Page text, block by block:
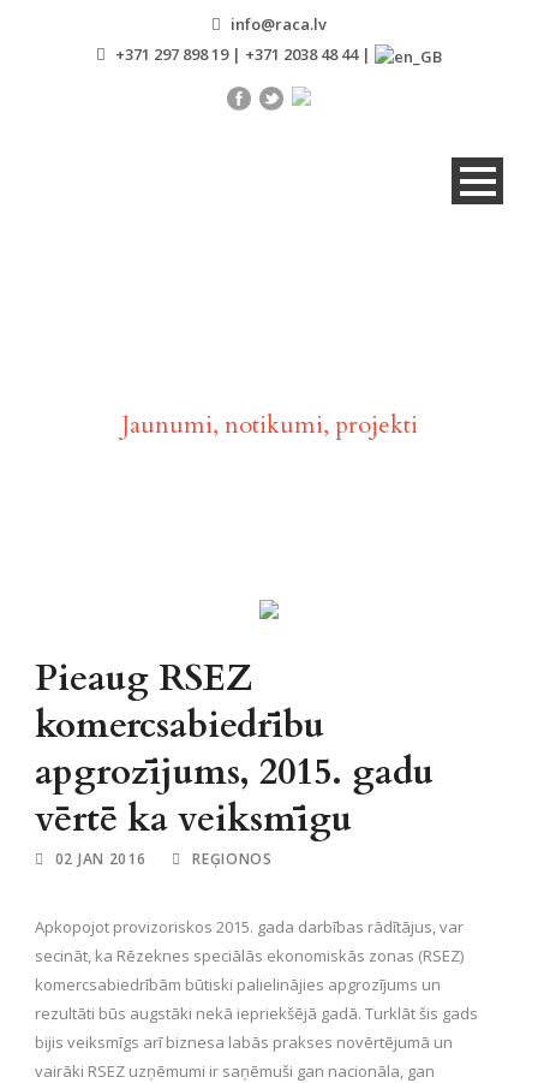
info@raca.lv
+371 297 898 19 | +371 2038 48 44 |
Jaunumi, notikumi, projekti
Pieaug RSEZ
komercsabiedrību
apgrozījums, 2015. gadu
vērtē ka veiksmīgu
02 JAN 2016 REĢIONOS
Apkopojot provizoriskos 2015. gada darbības rādītājus, var
secināt, ka Rēzeknes speciālās ekonomiskās zonas (RSEZ)
komercsabiedrībām būtiski palielinājies apgrozījums un
rezultāti būs augstāki nekā iepriekšējā gadā. Turklāt šis gads
bijis veiksmīgs arī biznesa labās prakses novērtējumā un
vairāki RSEZ uzņēmumi ir saņēmuši gan nacionāla, gan